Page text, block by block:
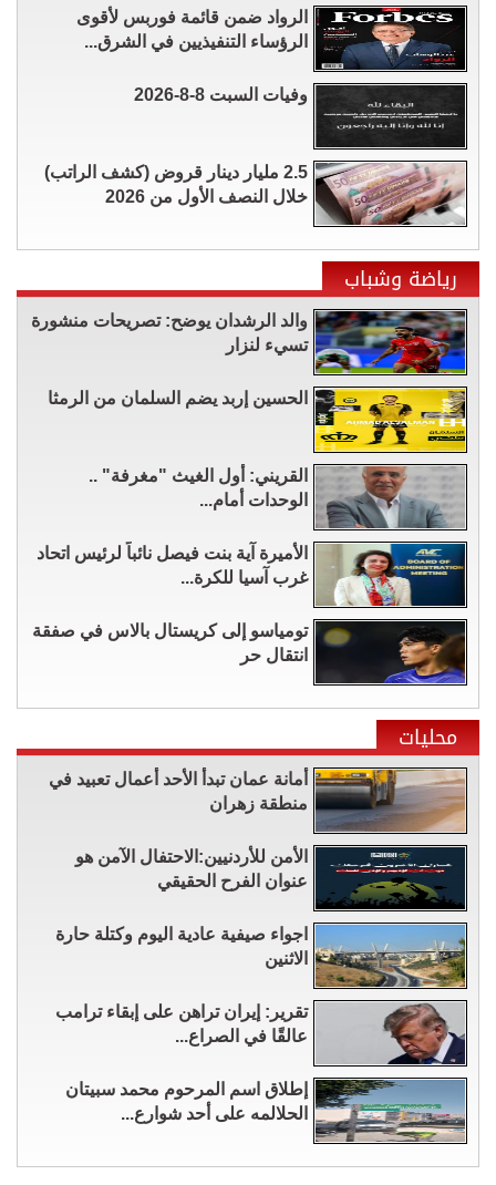
الرواد ضمن قائمة فوربس لأقوى
الرؤساء التنفيذيين في الشرق...
وفيات السبت 8-8-2026
2.5 مليار دينار قروض (كشف الراتب)
خلال النصف الأول من 2026
رياضة وشباب
والد الرشدان يوضح: تصريحات منشورة
تسيء لنزار
الحسين إربد يضم السلمان من الرمثا
القريني: أول الغيث "مغرفة" ..
الوحدات أمام...
الأميرة آية بنت فيصل نائباً لرئيس اتحاد
غرب آسيا للكرة...
تومياسو إلى كريستال بالاس في صفقة
انتقال حر
محليات
أمانة عمان تبدأ الأحد أعمال تعبيد في
منطقة زهران
الأمن للأردنيين:الاحتفال الآمن هو
عنوان الفرح الحقيقي
اجواء صيفية عادية اليوم وكتلة حارة
الاثنين
تقرير: إيران تراهن على إبقاء ترامب
عالقًا في الصراع...
إطلاق اسم المرحوم محمد سبيتان
الحلالمه على أحد شوارع...